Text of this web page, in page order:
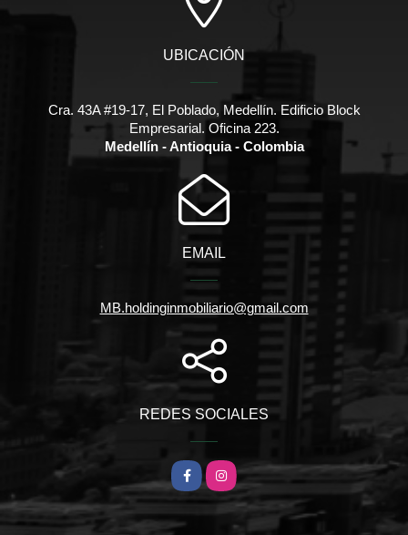
UBICACIÓN
Cra. 43A #19-17, El Poblado, Medellín. Edificio Block
Empresarial. Oficina 223.
Medellín - Antioquia - Colombia
EMAIL
MB.holdinginmobiliario@gmail.com
REDES SOCIALES
FacebookInstagram